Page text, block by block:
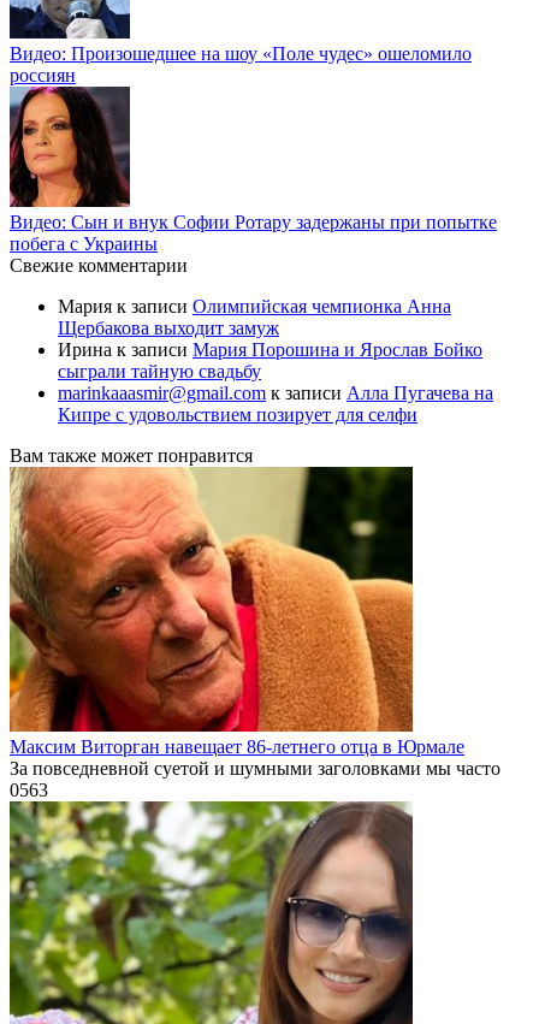
Видео: Произошедшее на шоу «Поле чудес» ошеломило
россиян
Видео: Сын и внук Софии Ротару задержаны при попытке
побега с Украины
Свежие комментарии
Мария к записи Олимпийская чемпионка Анна
Щербакова выходит замуж
Ирина к записи Мария Порошина и Ярослав Бойко
сыграли тайную свадьбу
marinkaaasmir@gmail.com к записи Алла Пугачева на
Кипре с удовольствием позирует для селфи
Вам также может понравится
Максим Виторган навещает 86-летнего отца в Юрмале
За повседневной суетой и шумными заголовками мы часто
0563